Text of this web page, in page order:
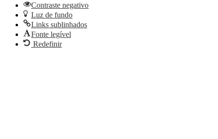
Contraste negativo
Luz de fundo
Links sublinhados
Fonte legível
Redefinir